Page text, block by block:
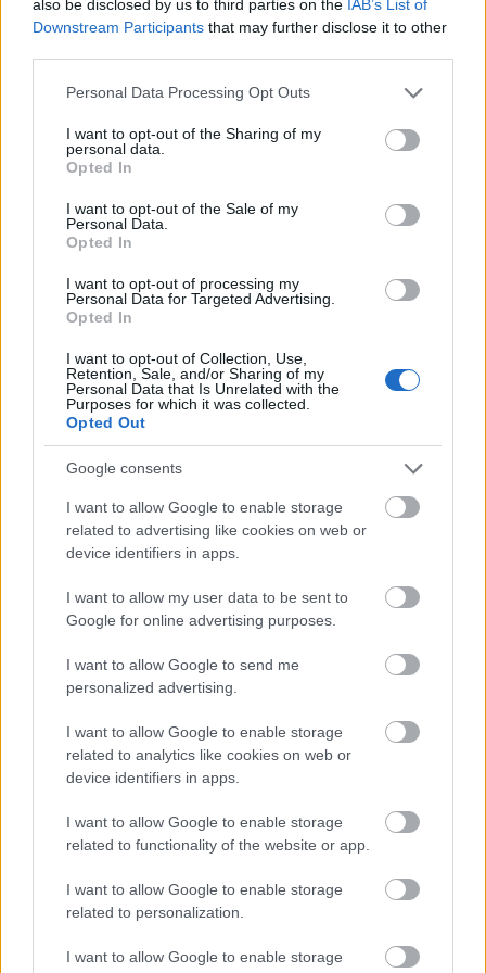
also be disclosed by us to third parties on the IAB’s List of
Downstream Participants that may further disclose it to other
Please note that this website/app uses one or more Google
not limited to your visit or usage behaviour. You may click to
grant or deny consent to Google and its third-party tags to
use your data for below specified purposes in below Google
consent section.
Personal Data Processing Opt Outs
I want to opt-out of the Sharing of my
personal data.
Opted In
I want to opt-out of the Sale of my
Personal Data.
Opted In
I want to opt-out of processing my
Personal Data for Targeted Advertising.
Opted In
I want to opt-out of Collection, Use,
Retention, Sale, and/or Sharing of my
Personal Data that Is Unrelated with the
Purposes for which it was collected.
Opted Out
Google consents
I want to allow Google to enable storage
related to advertising like cookies on web or
device identifiers in apps.
I want to allow my user data to be sent to
Google for online advertising purposes.
I want to allow Google to send me
personalized advertising.
I want to allow Google to enable storage
related to analytics like cookies on web or
device identifiers in apps.
I want to allow Google to enable storage
related to functionality of the website or app.
I want to allow Google to enable storage
related to personalization.
I want to allow Google to enable storage
Προσθέτουμε τον χυμό ντομάτας και μαγειρεύουμε
μετά μόλις μαγειρευτεί, προσθέτουμε πιπέρι και
αλάτι και ανακατεύουμε. Χρησιμοποιώντας το πίσω
μέρος ενός μεγάλου κουταλιού, κάνουμε μια τρύπα